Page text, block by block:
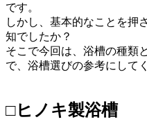
です。
しかし、基本的なことを押
知でしたか？
そこで今回は、浴槽の種類
で、浴槽選びの参考にして
□ヒノキ製浴槽